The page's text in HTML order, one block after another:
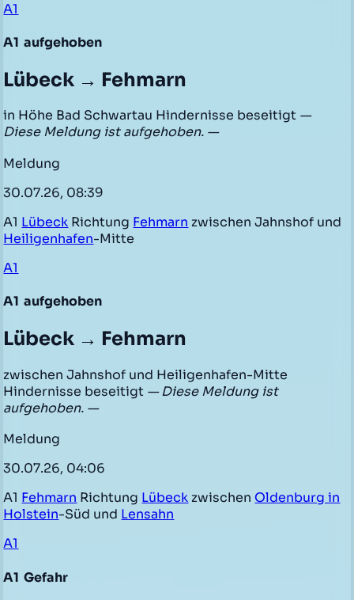
A1
A1 aufgehoben
Lübeck → Fehmarn
in Höhe Bad Schwartau Hindernisse beseitigt —
Diese Meldung ist aufgehoben. —
Meldung
30.07.26, 08:39
A1 Lübeck Richtung Fehmarn zwischen Jahnshof und
Heiligenhafen-Mitte
A1
A1 aufgehoben
Lübeck → Fehmarn
zwischen Jahnshof und Heiligenhafen-Mitte
Hindernisse beseitigt — Diese Meldung ist
aufgehoben. —
Meldung
30.07.26, 04:06
A1 Fehmarn Richtung Lübeck zwischen Oldenburg in
Holstein-Süd und Lensahn
A1
A1 Gefahr